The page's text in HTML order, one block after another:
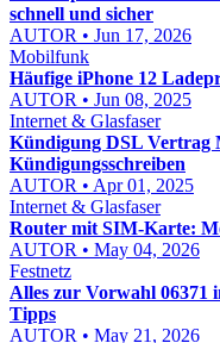
schnell und sicher
AUTOR • Jun 17, 2026
Mobilfunk
Häufige iPhone 12
AUTOR • Jun 08, 2025
Internet & Glasfaser
Kündigung DSL Vertrag
Kündigungsschreiben
AUTOR • Apr 01, 2025
Internet & Glasfaser
Router mit SIM-Karte:
AUTOR • May 04, 2026
Festnetz
Alles zur Vorwahl 06371
Tipps
AUTOR • May 21, 2026